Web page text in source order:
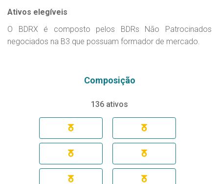
Ativos elegíveis
O BDRX é composto pelos BDRs Não Patrocinados
negociados na B3 que possuam formador de mercado.
Composição
136 ativos